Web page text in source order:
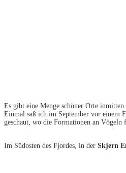
Es gibt eine Menge schöner Orte
Einmal saß ich im September vor einem
geschaut, wo die Formationen an Vögeln
Im Südosten des Fjordes, in der Skjern